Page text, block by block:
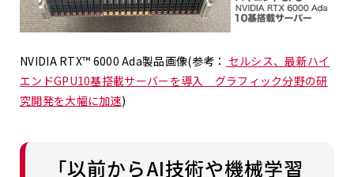
NVIDIA RTX™ 6000 Ada製品画像(参考： セルシス、最新ハイ
エンドGPU10基搭載サーバーを導入 グラフィック分野の研
究開発を大幅に加速)
「以前からAI技術や機械学習